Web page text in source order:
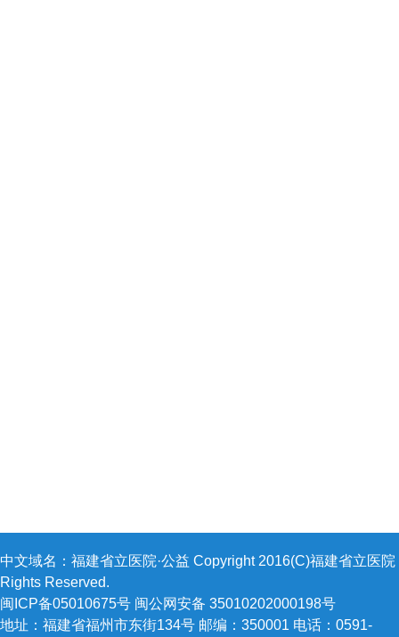
中文域名：福建省立医院·公益 Copyright 2016(C)福建省立医院
Rights Reserved.
闽ICP备05010675号 闽公网安备 35010202000198号
地址：福建省福州市东街134号 邮编：350001 电话：0591-